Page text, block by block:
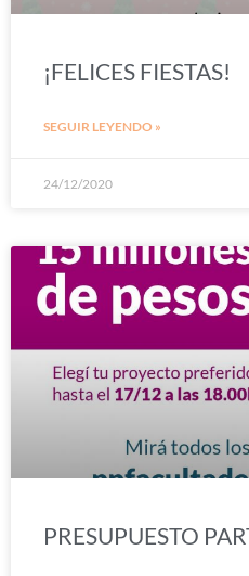
¡FELICES FIESTAS!
SEGUIR LEYENDO »
24/12/2020
PRESUPUESTO